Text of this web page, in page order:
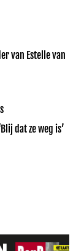
van Estelle van
dat ze weg is’